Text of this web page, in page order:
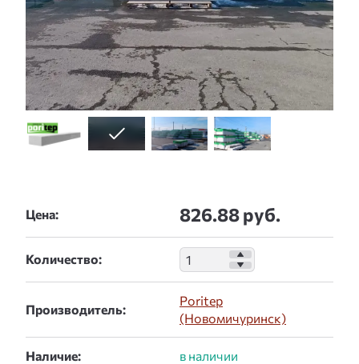
Цена: 826.88 руб.
Количество:
Производитель:
Poritep
(Новомичуринск)
Наличие: